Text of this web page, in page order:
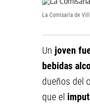
La Comisaría de
Un joven
bebidas
dueños del
que el